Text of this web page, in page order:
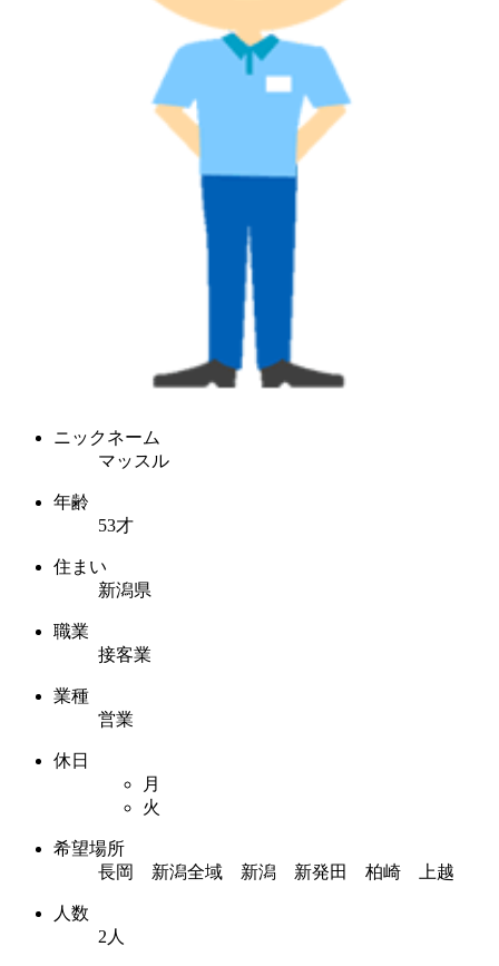
ニックネーム
マッスル
年齢
53才
住まい
新潟県
職業
接客業
業種
営業
休日
月
火
希望場所
長岡 新潟全域 新潟 新発田 柏崎 上越
人数
2人